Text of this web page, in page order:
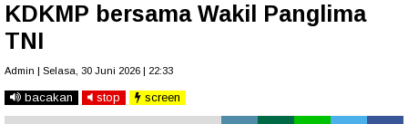
KDKMP bersama Wakil Panglima
TNI
Admin | Selasa, 30 Juni 2026 | 22:33
bacakan stop screen